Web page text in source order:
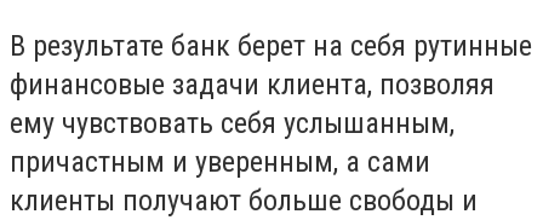
В результате банк берет на себя рутинные
финансовые задачи клиента, позволяя
ему чувствовать себя услышанным,
причастным и уверенным, а сами
клиенты получают больше свободы и